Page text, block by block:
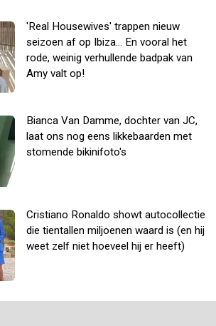
'Real Housewives' trappen nieuw
seizoen af op Ibiza... En vooral het
rode, weinig verhullende badpak van
Amy valt op!
Bianca Van Damme, dochter van JC,
laat ons nog eens likkebaarden met
stomende bikinifoto's
Cristiano Ronaldo showt autocollectie
die tientallen miljoenen waard is (en hij
weet zelf niet hoeveel hij er heeft)